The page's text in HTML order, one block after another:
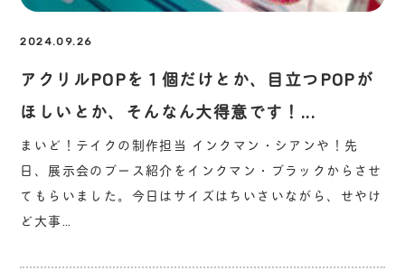
2024.09.26
アクリルPOPを１個だけとか、目立つPOPが
ほしいとか、そんなん大得意です！...
まいど！テイクの制作担当 インクマン・シアンや！先
日、展示会のブース紹介をインクマン・ブラックからさせ
てもらいました。今日はサイズはちいさいながら、せやけ
ど大事…